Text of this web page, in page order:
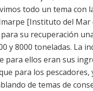
todo un tema con
[Instituto del Mar
su recuperación
y 8000 toneladas. La
para ellos eran sus
para los
de temas de